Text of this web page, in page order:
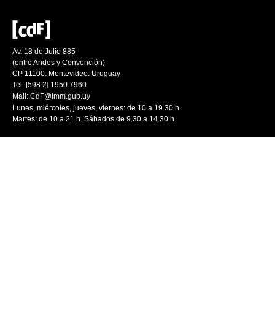
Av. 18 de Julio 885
(entre Andes y Convención)
CP 11100. Montevideo. Uruguay
Tel: [598 2] 1950 7960
Mail: CdF@imm.gub.uy
Lunes, miércoles, jueves, viernes: de 10 a 19.30 h.
Martes: de 10 a 21 h. Sábados de 9.30 a 14.30 h.